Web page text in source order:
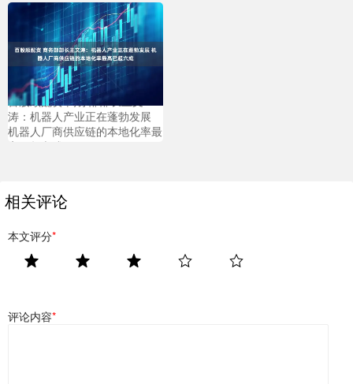
百股顺配资 商务部部长王文
涛：机器人产业正在蓬勃发展
机器人厂商供应链的本地化率最
高已超六成
相关评论
本文评分*
评论内容*